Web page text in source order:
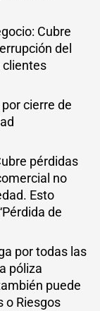
Cubre
del
clientes
cierre de
pérdidas
no
Esto
de
por todas las
póliza
puede
o Riesgos